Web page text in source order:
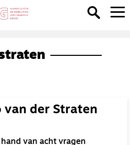
van der Straten
hand van acht vragen